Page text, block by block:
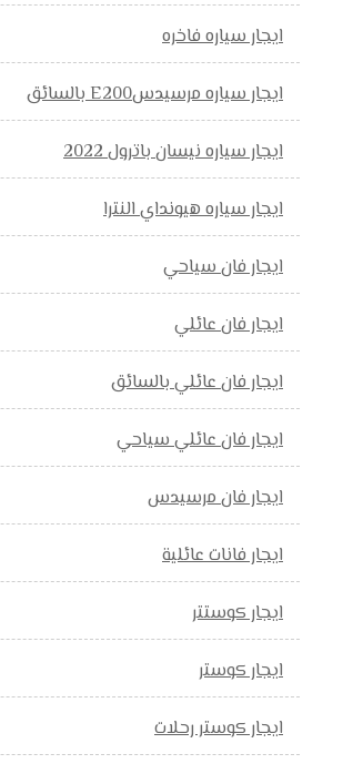
ايجار سياره فاخره
ايجار سياره مرسيدسE200 بالسائق
ايجار سياره نيسان باترول 2022
ايجار سياره هيونداي النترا
ايجار فان سياحي
ايجار فان عائلي
ايجار فان عائلي بالسائق
ايجار فان عائلي سياحي
ايجار فان مرسيدس
ايجار فانات عائلية
ايجار كوستتر
ايجار كوستر
ايجار كوستر رحلات